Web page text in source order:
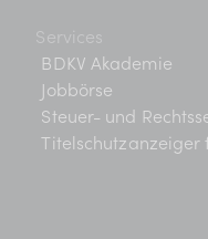
Services
BDKV Akademie
Jobbörse
Steuer- und
Titelschutzanzeiger